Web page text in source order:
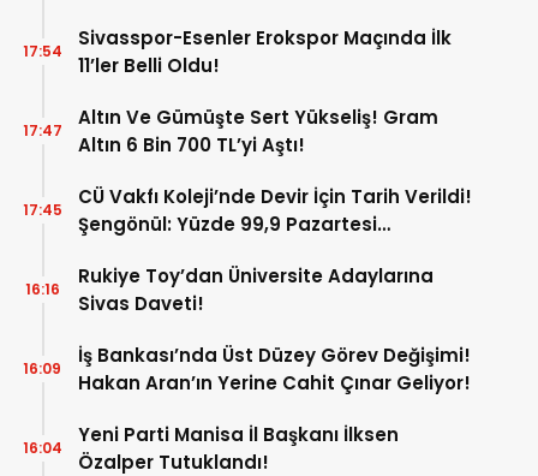
Sivasspor-Esenler Erokspor Maçında İlk
11’ler Belli Oldu!
17:54
Altın Ve Gümüşte Sert Yükseliş! Gram
Altın 6 Bin 700 TL’yi Aştı!
17:47
CÜ Vakfı Koleji’nde Devir İçin Tarih Verildi!
Şengönül: Yüzde 99,9 Pazartesi
17:45
Rukiye Toy’dan Üniversite Adaylarına
Sivas Daveti!
16:16
İş Bankası’nda Üst Düzey Görev Değişimi!
Hakan Aran’ın Yerine Cahit Çınar Geliyor!
16:09
Yeni Parti Manisa İl Başkanı İlksen
Özalper Tutuklandı!
16:04